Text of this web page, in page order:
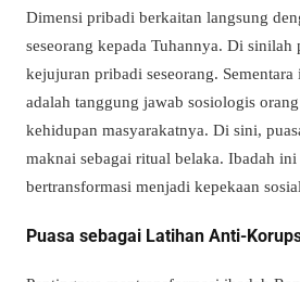
Dimensi pribadi berkaitan langsung
seseorang kepada Tuhannya. Di sinilah
kejujuran pribadi seseorang.
adalah tanggung jawab sosiologis
kehidupan masyarakatnya. Di sini,
maknai sebagai ritual belaka. Ibadah ini
bertransformasi menjadi kepekaan
Puasa sebagai Latihan Anti-